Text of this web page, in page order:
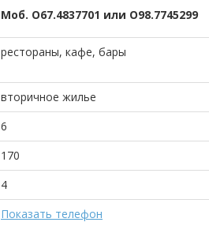
Моб. О67.4837701 или О98.7745299
рестораны, кафе, бары
вторичное жилье
6
170
4
Показать телефон